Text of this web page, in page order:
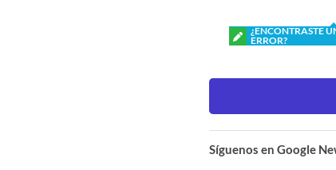
¿ENCONTRASTE
ERROR?
Síguenos en Google